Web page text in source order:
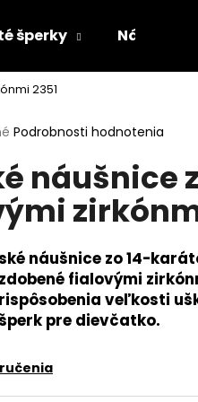
šperky Náušnice
2351
Podrobnosti hodnotenia
náušnice
náušnice zo 14-
fialovými
veľkosti
pre dievčatko.